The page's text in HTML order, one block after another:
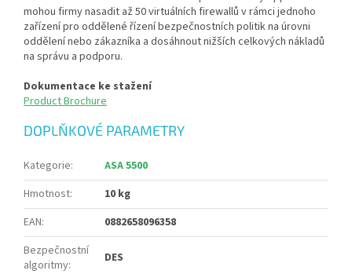
mohou firmy nasadit až 50 virtuálních firewallů v rámci jednoho
zařízení pro oddělené řízení bezpečnostních politik na úrovni
oddělení nebo zákazníka a dosáhnout nižších celkových nákladů
na správu a podporu.
Dokumentace ke stažení
Product Brochure
DOPLŇKOVÉ PARAMETRY
Kategorie:
ASA 5500
Hmotnost:
10 kg
EAN:
0882658096358
Bezpečnostní
algoritmy: DES